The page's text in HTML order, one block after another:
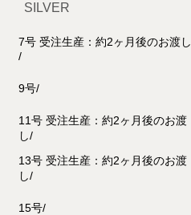
SILVER
7号 受注生産：約2ヶ月後のお渡し
9号
11号 受注生産：約2ヶ月後のお渡
し
13号 受注生産：約2ヶ月後のお渡
し
15号